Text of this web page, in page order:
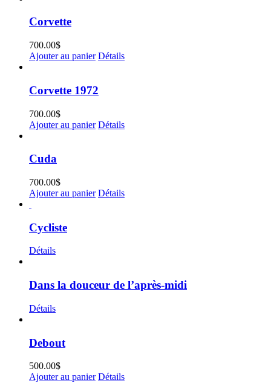
Corvette
700.00$
Ajouter au panier Détails
Corvette 1972
700.00$
Ajouter au panier Détails
Cuda
700.00$
Ajouter au panier Détails
Cycliste
Détails
Dans la douceur de l’après-midi
Détails
Debout
500.00$
Ajouter au panier Détails